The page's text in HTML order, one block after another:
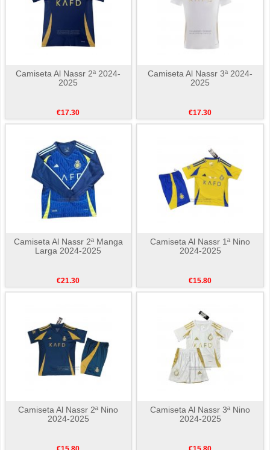
Camiseta Al Nassr 2ª 2024-
2025
€17.30
Camiseta Al Nassr 3ª 2024-
2025
€17.30
Camiseta Al Nassr 2ª Manga
Larga 2024-2025
€21.30
Camiseta Al Nassr 1ª Nino
2024-2025
€15.80
Camiseta Al Nassr 2ª Nino
2024-2025
Camiseta Al Nassr 3ª Nino
2024-2025